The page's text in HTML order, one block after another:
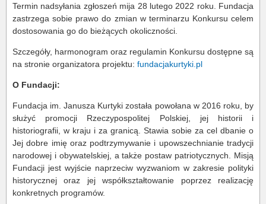
Termin nadsyłania zgłoszeń mija 28 lutego 2022 roku. Fundacja
zastrzega sobie prawo do zmian w terminarzu Konkursu celem
dostosowania go do bieżących okoliczności.
Szczegóły, harmonogram oraz regulamin Konkursu dostępne są
na stronie organizatora projektu: fundacjakurtyki.pl
O Fundacji:
Fundacja im. Janusza Kurtyki została powołana w 2016 roku, by
służyć promocji Rzeczypospolitej Polskiej, jej historii i
historiografii, w kraju i za granicą. Stawia sobie za cel dbanie o
Jej dobre imię oraz podtrzymywanie i upowszechnianie tradycji
narodowej i obywatelskiej, a także postaw patriotycznych. Misją
Fundacji jest wyjście naprzeciw wyzwaniom w zakresie polityki
historycznej oraz jej współkształtowanie poprzez realizację
konkretnych programów.